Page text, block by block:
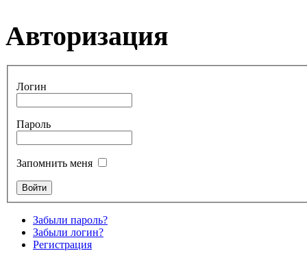
Авторизация
Логин
Пароль
Запомнить меня
Забыли пароль?
Забыли логин?
Регистрация